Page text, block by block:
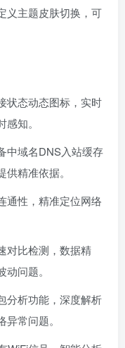
义主题皮肤切换，可
状态动态图标，实时
知。
中域名DNS入站缓存
精准依据。
通性，精准定位网络
对比检测，数据精
问题。
分析功能，深度解析
常问题。